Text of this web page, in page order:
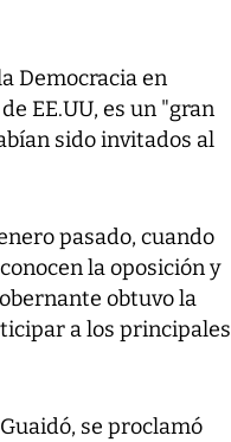
Democracia en
EE.UU, es un "gran
sido invitados al
pasado, cuando
la oposición y
obtuvo la
a los principales
se proclamó